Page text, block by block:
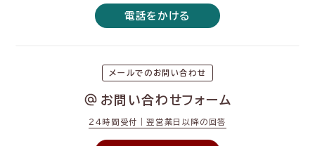
電話をかける
メールでのお問い合わせ
お問い合わせフォーム
24時間受付｜翌営業日以降の回答